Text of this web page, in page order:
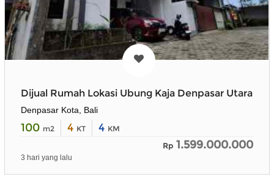
Dijual Rumah Lokasi Ubung Kaja Denpasar Utara
Denpasar Kota, Bali
100 m2 4 KT 4 KM
Rp 1.599.000.000
3 hari yang lalu